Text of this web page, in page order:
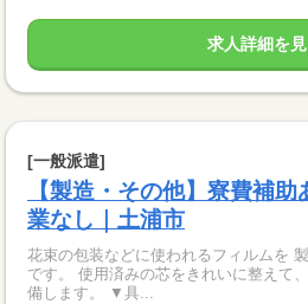
求人詳細を
[一般派遣]
【製造・その他】寮費補
業なし｜土浦市
花束の包装などに使われるフィルムを
です。 使用済みの芯をきれいに整えて
備します。 ▼具...